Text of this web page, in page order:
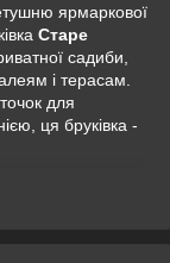
ярмаркової
Старе
садиби,
і терасам.
для
ця бруківка -